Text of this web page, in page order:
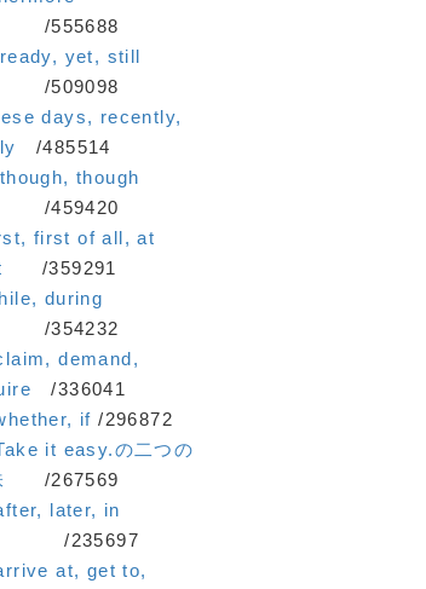
yet, still
days, recently,
/485514
though
first of all, at
/359291
during
demand,
/336041
if /296872
it easy.の二つの
/267569
later, in
at, get to,